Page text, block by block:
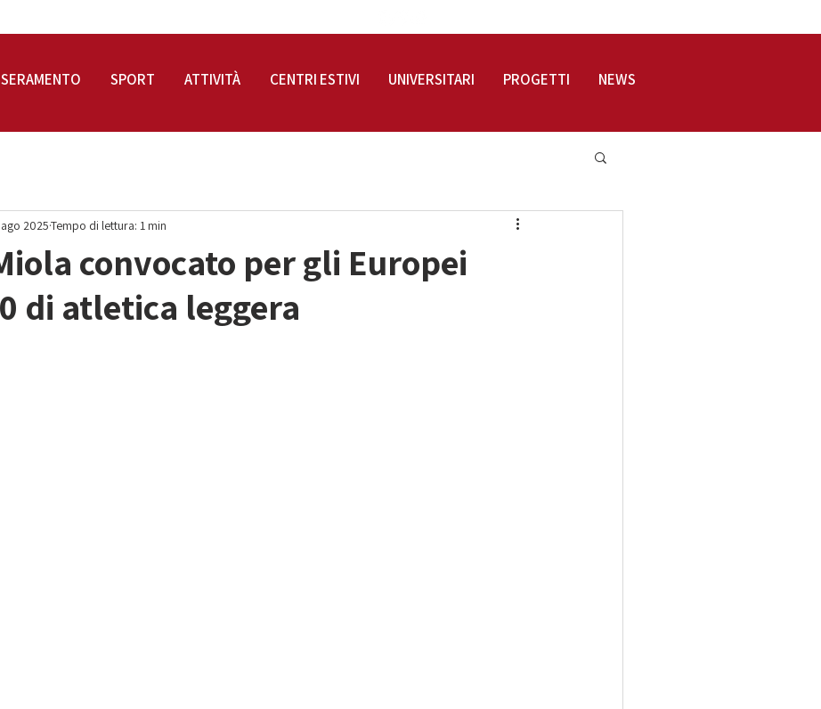
convocato per gli Europei
di atletica leggera
2025Tempo di lettura: 1 min
SPORT ATTIVITÀ CENTRI ESTIVI UNIVERSITARI PROGETTI NEWS